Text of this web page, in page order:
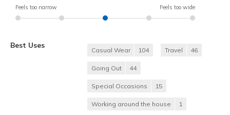
Feels too narrow Feels too wide
Best Uses
Casual Wear 104 Travel 46
Going Out 44
Special Occasions 15
Working around the house 1